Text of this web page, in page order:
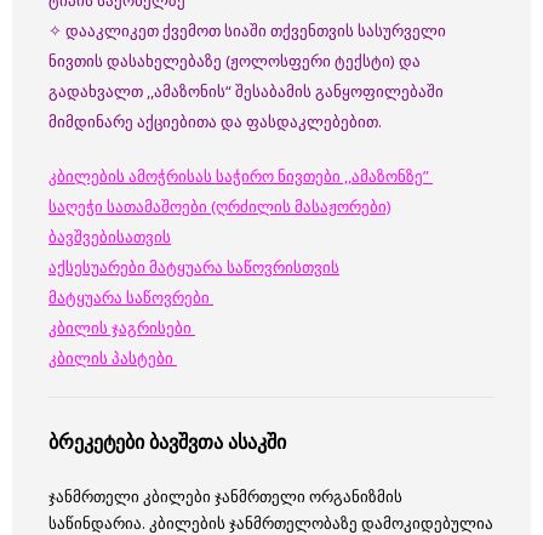
✧ დააკლიკეთ ქვემოთ სიაში თქვენთვის სასურველი
ნივთის დასახელებაზე (ჟოლოსფერი ტექსტი) და
გადახვალთ ,,ამაზონის“ შესაბამის განყოფილებაში
მიმდინარე აქციებითა და ფასდაკლებებით.
კბილების ამოჭრისას საჭირო ნივთები ,,ამაზონზე”
საღეჭი სათამაშოები (ღრძილის მასაჟორები)
ბავშვებისათვის
აქსესუარები მატყუარა საწოვრისთვის
მატყუარა საწოვრები
კბილის ჯაგრისები
კბილის პასტები
ბრეკეტები ბავშვთა ასაკში
ჯანმრთელი კბილები ჯანმრთელი ორგანიზმის
საწინდარია. კბილების ჯანმრთელობაზე დამოკიდებულია